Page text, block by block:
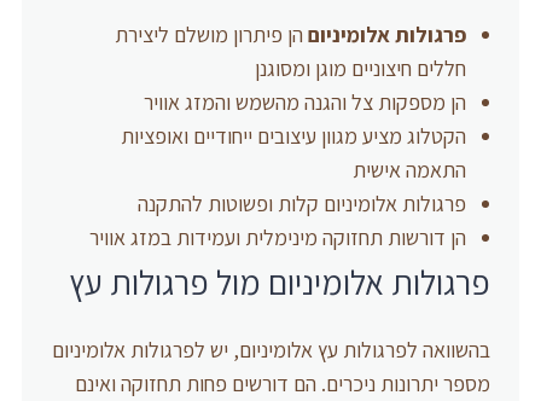
פרגולות אלומיניוםהן פיתרון מושלם ליצירת
חללים חיצוניים מוגן ומסוגנן
הן מספקות צל והגנה מהשמש והמזג אוויר
הקטלוג מציע מגוון עיצובים ייחודיים ואופציות
התאמה אישית
פרגולות אלומיניום קלות ופשוטות להתקנה
הן דורשות תחזוקה מינימלית ועמידות במזג אוויר
פרגולות אלומיניום מול פרגולות עץ
בהשוואה לפרגולות עץ אלומיניום, יש לפרגולות אלומיניום
מספר יתרונות ניכרים. הם דורשים פחות תחזוקה ואינם